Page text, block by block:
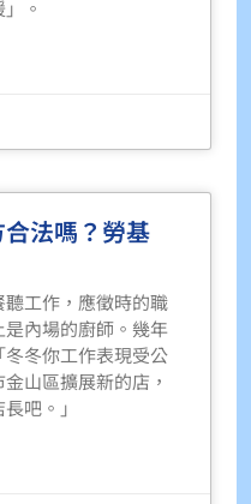
。
法嗎？勞基
工作，應徵時的職
內場的廚師。幾年
冬你工作表現受公
山區擴展新的店，
吧。」